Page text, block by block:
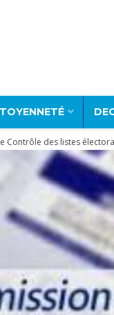
Contrôle des listes